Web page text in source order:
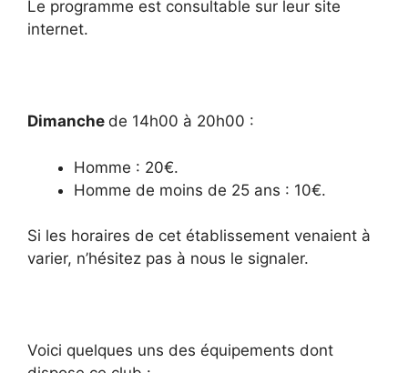
Le programme est consultable sur leur site
internet.
Dimanche de 14h00 à 20h00 :
Homme : 20€.
Homme de moins de 25 ans : 10€.
Si les horaires de cet établissement venaient à
varier, n’hésitez pas à nous le signaler.
Voici quelques uns des équipements dont